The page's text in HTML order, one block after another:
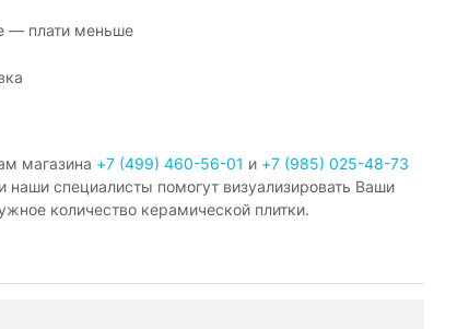
— плати меньше
магазина +7 (499) 460-56-01 и +7 (985) 025-48-73
наши специалисты помогут визуализировать Ваши
количество керамической плитки.